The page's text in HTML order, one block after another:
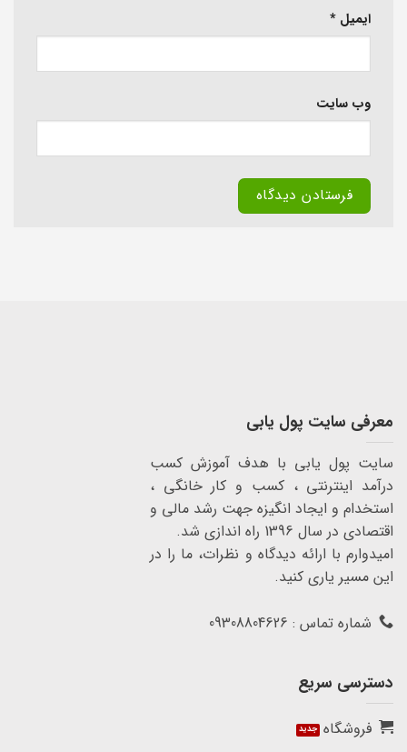
ایمیل *
وب‌ سایت
معرفی سایت پول یابی
سایت پول یابی با هدف آموزش کسب
درآمد اینترنتی ، کسب و کار خانگی ،
استخدام و ایجاد انگیزه جهت رشد مالی و
اقتصادی در سال 1396 راه اندازی شد.
امیدوارم با ارائه دیدگاه و نظرات، ما را در
این مسیر یاری کنید.
شماره تماس : 09308804626
دسترسی سریع
فروشگاه